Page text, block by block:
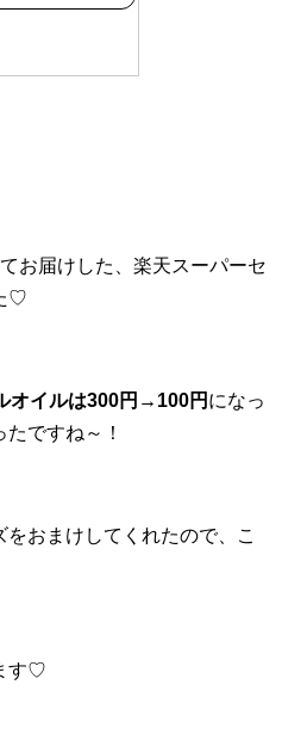
お届けした、楽天スーパーセ
♡
オイルは300円→100円 になっ
ですね～！
おまけしてくれたので、こ
す♡